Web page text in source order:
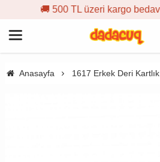
kargo bedava
Anasayfa 1617 Erkek Deri Kartlık